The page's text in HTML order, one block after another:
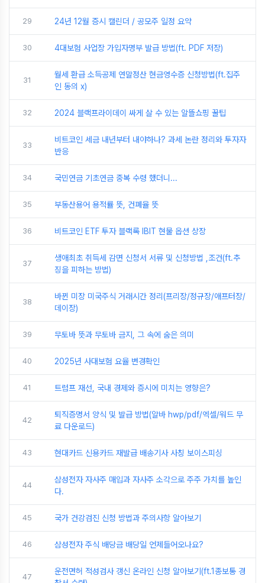
29 24년 12월 증시 캘린더 / 공모주 일정 요약
30 4대보험 사업장 가입자명부 발급 방법(ft. PDF 저장)
31
월세 환급 소득공제 연말정산 현금영수증 신청방법(ft.집주
인 동의 x)
32 2024 블랙프라이데이 싸게 살 수 있는 알뜰쇼핑 꿀팁
33
비트코인 세금 내년부터 내야하나? 과세 논란 정리와 투자자
반응
34 국민연금 기초연금 중복 수령 했더니...
35 부동산용어 용적률 뜻, 건폐율 뜻
36 비트코인 ETF 투자 블랙록 IBIT 현물 옵션 상장
37
생애최초 취득세 감면 신청서 서류 및 신청방법 ,조건(ft.추
징을 피하는 방법)
38
바뀐 미장 미국주식 거래시간 정리(프리장/정규장/애프터장/
데이장)
39 무토바 뜻과 무토바 금지, 그 속에 숨은 의미
40 2025년 사대보험 요율 변경확인
41 트럼프 재선, 국내 경제와 증시에 미치는 영향은?
42
퇴직증명서 양식 및 발급 방법(알바 hwp/pdf/엑셀/워드 무
료 다운로드)
43 현대카드 신용카드 재발급 배송기사 사칭 보이스피싱
44
삼성전자 자사주 매입과 자사주 소각으로 주주 가치를 높인
다.
45 국가 건강검진 신청 방법과 주의사항 알아보기
46 삼성전자 주식 배당금 배당일 언제들어오나요?
47
운전면허 적성검사 갱신 온라인 신청 알아보기(ft.1종보통 경